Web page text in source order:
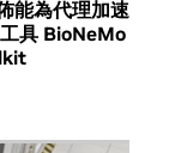
能為代理加速
具 BioNeMo